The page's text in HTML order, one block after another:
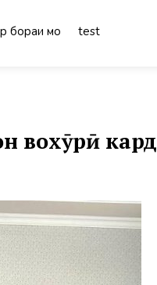
бораи мо test
вохӯрӣ кард